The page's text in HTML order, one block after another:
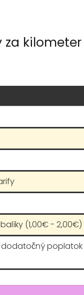
za kilometer
(1,00€ - 2,00€)
dodatočný